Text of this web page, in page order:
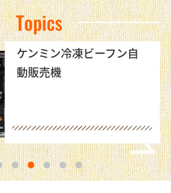
Topics
ケンミン冷凍ビーフン自
動販売機
1 2 3 4 5 6